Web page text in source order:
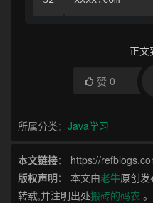
正文
赞 0
所属分类： Java学习
本文链接：
https://
版权声明：
本文由老牛原创
转载,并注明出处搬砖的码农 。